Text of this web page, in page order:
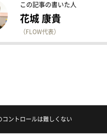
この記事の書いた人
花城 康貴
（FLOW代表）
ントロールは難しくない